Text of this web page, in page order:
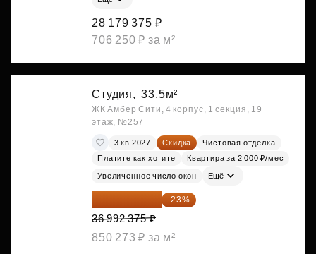
28 179 375 ₽
706 250 ₽ за м²
Студия, 33.5м²
ЖК Амбер Сити, 4 корпус, 1 секция, 19
этаж, №257
3 кв 2027 Скидка
Чистовая отделка
Платите как хотите
Квартира за 2 000 ₽/мес
Увеличенное число окон Ещё
28 484 129 ₽ -23%
36 992 375 ₽
850 273 ₽ за м²